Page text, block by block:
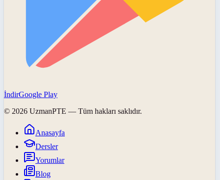
İndirGoogle Play
© 2026 UzmanPTE — Tüm hakları saklıdır.
Anasayfa
Dersler
Yorumlar
Blog